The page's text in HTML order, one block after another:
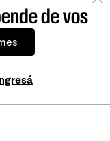
de vos